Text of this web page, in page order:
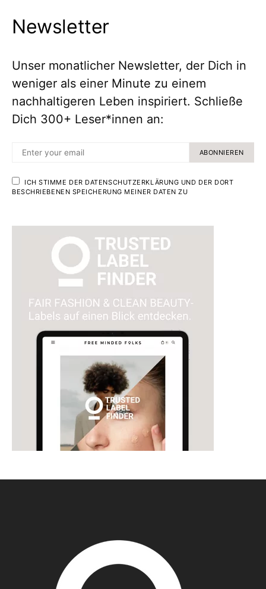
Newsletter
Unser monatlicher Newsletter, der Dich in
weniger als einer Minute zu einem
nachhaltigeren Leben inspiriert. Schließe
Dich 300+ Leser*innen an:
ABONNIEREN
ICH STIMME DER DATENSCHUTZERKLÄRUNG UND DER DORT
BESCHRIEBENEN SPEICHERUNG MEINER DATEN ZU